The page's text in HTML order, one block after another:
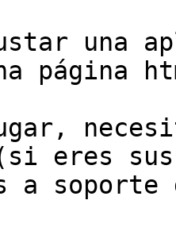
una
página
(si eres
soporte